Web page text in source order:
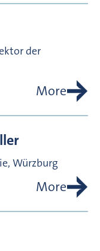
der
More
Würzburg
More